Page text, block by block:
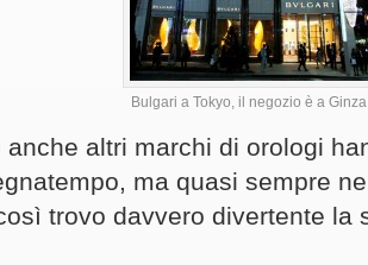
Bulgari a Tokyo, il negozio è a Ginza
anche altri marchi di orologi
ma quasi sempre
trovo davvero divertente la